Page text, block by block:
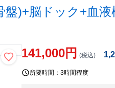
)+脳ドック+血液
141,000円 (税込)
所要時間：3時間程度